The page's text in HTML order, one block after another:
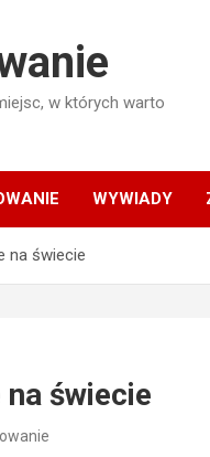
w których warto
WYWIADY
na świecie
świecie